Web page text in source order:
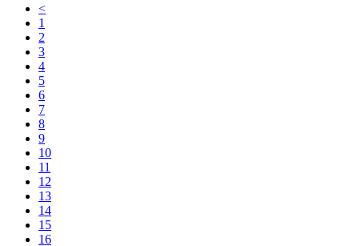
<
1
2
3
4
5
6
7
8
9
10
11
12
13
14
15
16